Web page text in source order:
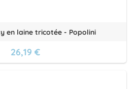
en laine tricotée - Popolini
26,19 €